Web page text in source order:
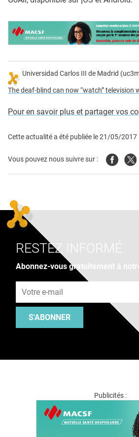
Universidad Carlos III de Madrid
The deaf-blind can now “watch” television
Pour en savoir plus et partager vos
Cette actualité a été publiée le21/05/2017
Vous pouvez nous suivre sur : Facebook
RESTEZ INFORMÉ
Abonnez-vous gratuitement à
S'ABONNER
Publicités :